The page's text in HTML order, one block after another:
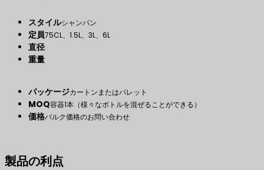
スタイルシャンパン
定員75CL、1.5L、3L、6L
直径
重量
パッケージカートンまたはパレット
MOQ容器1本（様々なボトルを混ぜることができる）
価格バルク価格のお問い合わせ
製品の利点